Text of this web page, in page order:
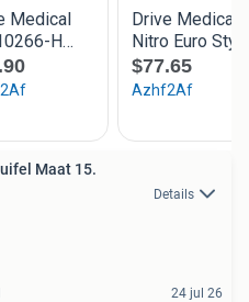
Maat 15.
Details
24 jul 26